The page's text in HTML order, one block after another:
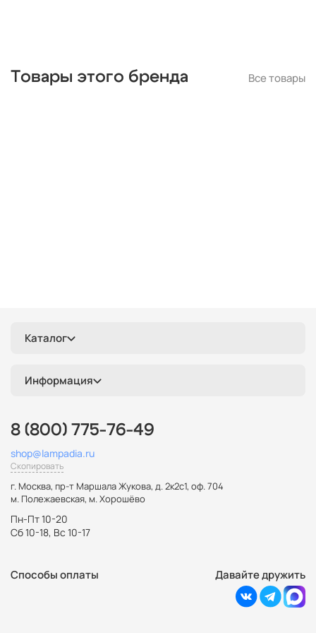
Товары этого бренда Все товары
Каталог
Информация
8 (800) 775-76-49
shop@lampadia.ru
Скопировать
г. Москва, пр-т Маршала Жукова, д. 2к2с1, оф. 704
м. Полежаевская, м. Хорошёво
Пн-Пт 10-20
Сб 10-18, Вс 10-17
Способы оплаты Давайте дружить